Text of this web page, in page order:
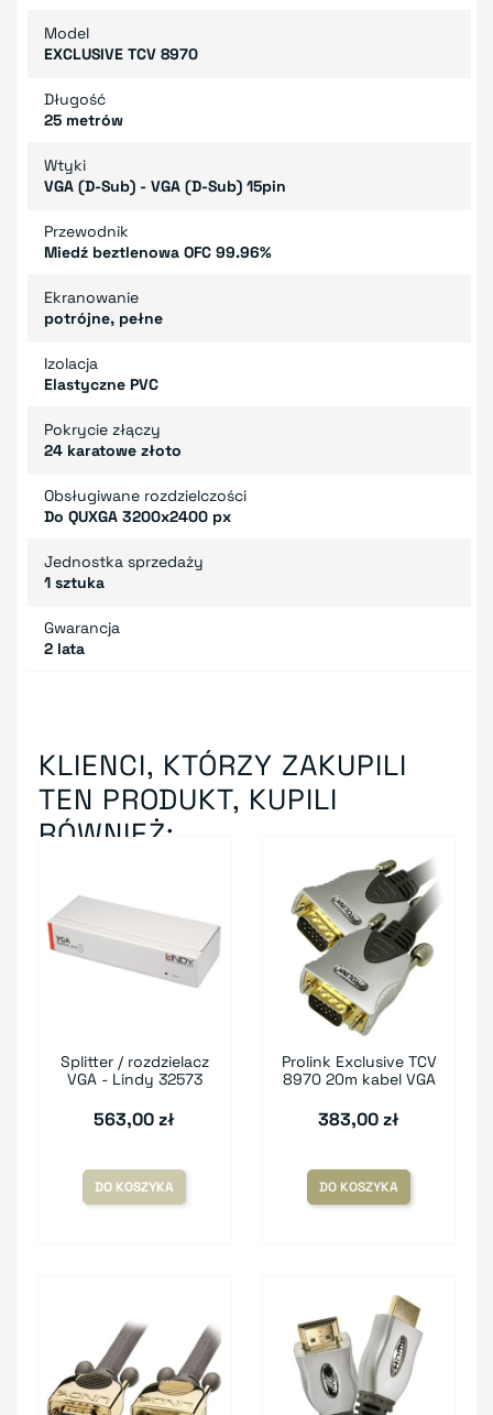
Model
EXCLUSIVE TCV 8970
Długość
25 metrów
Wtyki
VGA (D-Sub) - VGA (D-Sub) 15pin
Przewodnik
Miedź beztlenowa OFC 99.96%
Ekranowanie
potrójne, pełne
Izolacja
Elastyczne PVC
Pokrycie złączy
24 karatowe złoto
Obsługiwane rozdzielczości
Do QUXGA 3200x2400 px
Jednostka sprzedaży
1 sztuka
Gwarancja
2 lata
KLIENCI, KTÓRZY ZAKUPILI
TEN PRODUKT, KUPILI
RÓWNIEŻ:
Splitter / rozdzielacz
VGA - Lindy 32573
563,00 zł
DO KOSZYKA
Prolink Exclusive TCV
8970 20m kabel VGA
383,00 zł
DO KOSZYKA